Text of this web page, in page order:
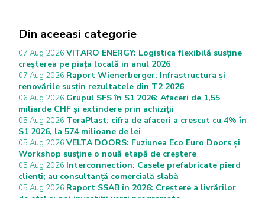
Din aceeasi categorie
07 Aug 2026 VITARO ENERGY: Logistica flexibilă susține
creșterea pe piața locală in anul 2026
07 Aug 2026 Raport Wienerberger: Infrastructura și
renovările susțin rezultatele din T2 2026
06 Aug 2026 Grupul SFS în S1 2026: Afaceri de 1,55
miliarde CHF și extindere prin achiziții
05 Aug 2026 TeraPlast: cifra de afaceri a crescut cu 4% în
S1 2026, la 574 milioane de lei
05 Aug 2026 VELTA DOORS: Fuziunea Eco Euro Doors și
Workshop susține o nouă etapă de creștere
05 Aug 2026 Interconnection: Casele prefabricate pierd
clienți; au consultanță comercială slabă
05 Aug 2026 Raport SSAB în 2026: Creștere a livrărilor